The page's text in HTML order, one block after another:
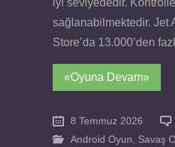
iyi seviyededir.
sağlanabilmektedir. Jet
Store’da 13.000’den
«Oyuna Devam»
8 Temmuz 2026
Android Oyun
Savaş